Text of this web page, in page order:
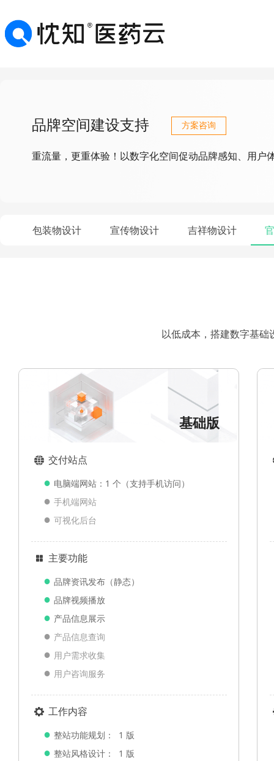
品牌空间建设支持
重流量，更重体验！以数字化空间促动品牌感知、用户
方案咨询
包装物设计 宣传物设计 吉祥物设计
● 电脑端网站：1 个（支持手机访问）
● 手机端网站
● 可视化后台
뀁 交付站点
● 品牌资讯发布（静态）
● 品牌视频播放
● 产品信息展示
● 产品信息查询
● 用户需求收集
● 用户咨询服务
● 整站功能规划： 1 版
● 整站风格设计： 1 版
넒 主要功能
끶 工作内容
基础版
以低成本，搭建数字基